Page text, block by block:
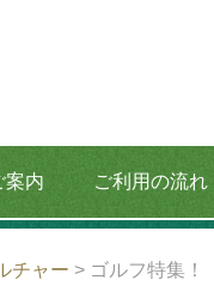
案内 ご利用の流れ
チャー > ゴルフ特集！